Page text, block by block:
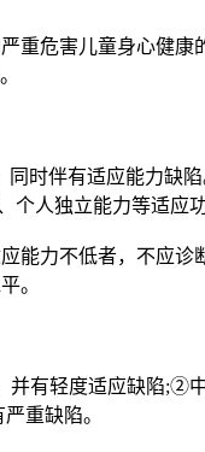
重危害儿童身心健康
时伴有适应能力缺
人独立能力等适应
力不低者，不应
。
有轻度适应缺陷;②
重缺陷。